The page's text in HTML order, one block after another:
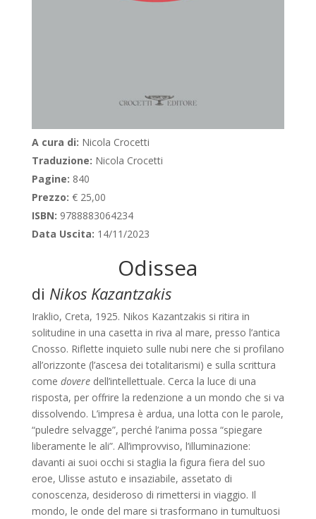
A cura di: Nicola Crocetti
Traduzione: Nicola Crocetti
Pagine: 840
Prezzo: € 25,00
ISBN: 9788883064234
Data Uscita: 14/11/2023
Odissea
di Nikos Kazantzakis
Iraklio, Creta, 1925. Nikos Kazantzakis si ritira in
solitudine in una casetta in riva al mare, presso l’antica
Cnosso. Riflette inquieto sulle nubi nere che si profilano
all’orizzonte (l’ascesa dei totalitarismi) e sulla scrittura
come doveredell’intellettuale. Cerca la luce di una
risposta, per offrire la redenzione a un mondo che si va
dissolvendo. L’impresa è ardua, una lotta con le parole,
“puledre selvagge”, perché l’anima possa “spiegare
liberamente le ali”. All’improvviso, l’illuminazione:
davanti ai suoi occhi si staglia la figura fiera del suo
eroe, Ulisse astuto e insaziabile, assetato di
conoscenza, desideroso di rimettersi in viaggio. Il
mondo, le onde del mare si trasformano in tumultuosi